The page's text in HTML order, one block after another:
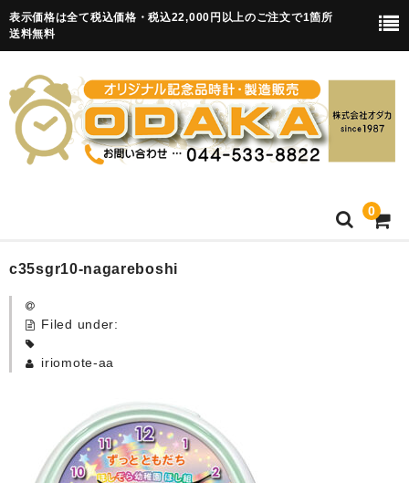
表示価格は全て税込価格・税込22,000円以上のご注文で1箇所
送料無料
0
HOME
卒園記念品
カード付フォトフレームクロック(集合)
目覚まし時計(集合＋個別)
c35sgr10-nagareboshi
Filed under:
iriomote-aa